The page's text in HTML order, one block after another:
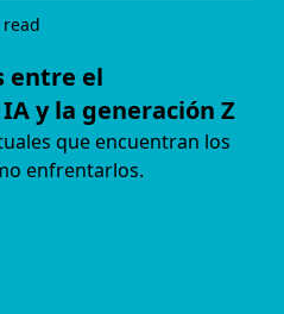
entre el
y la generación Z
que encuentran los
enfrentarlos.